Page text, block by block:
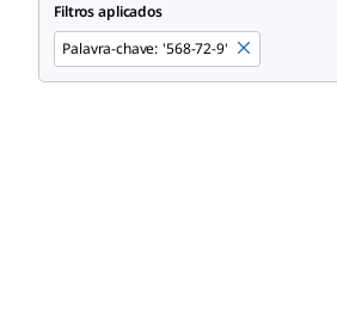
Filtros aplicados
Palavra-chave: '568-72-9'